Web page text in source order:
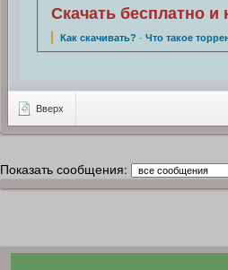
Скачать бесплатно
Как скачивать? ·Что такое
Вверх
Показать сообщения: